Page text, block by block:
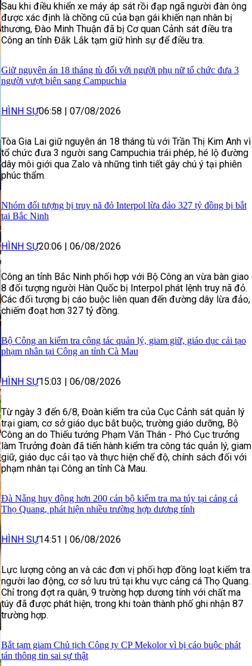
Sau khi điều khiển xe máy áp sát rồi đạp ngã người đàn ông
được xác định là chồng cũ của bạn gái khiến nạn nhân bị
thương, Đào Minh Thuận đã bị Cơ quan Cảnh sát điều tra
Công an tỉnh Đắk Lắk tạm giữ hình sự để điều tra.
Giữ nguyên án 18 tháng tù đối với người phụ nữ tổ chức đưa 3
người vượt biên sang Campuchia
HÌNH SỰ06:58 | 07/08/2026
Tòa Gia Lai giữ nguyên án 18 tháng tù với Trần Thị Kim Anh vì
tổ chức đưa 3 người sang Campuchia trái phép, hé lộ đường
dây môi giới qua Zalo và những tình tiết gây chú ý tại phiên
phúc thẩm.
Nhóm đối tượng bị truy nã đỏ Interpol lừa đảo 327 tỷ đồng bị bắt
tại Bắc Ninh
HÌNH SỰ20:06 | 06/08/2026
Công an tỉnh Bắc Ninh phối hợp với Bộ Công an vừa bàn giao
8 đối tượng người Hàn Quốc bị Interpol phát lệnh truy nã đỏ.
Các đối tượng bị cáo buộc liên quan đến đường dây lừa đảo,
chiếm đoạt hơn 327 tỷ đồng.
Bộ Công an kiểm tra công tác quản lý, giam giữ, giáo dục cải tạo
phạm nhân tại Công an tỉnh Cà Mau
HÌNH SỰ15:03 | 06/08/2026
Từ ngày 3 đến 6/8, Đoàn kiểm tra của Cục Cảnh sát quản lý
trại giam, cơ sở giáo dục bắt buộc, trường giáo dưỡng, Bộ
Công an do Thiếu tướng Phạm Văn Thân - Phó Cục trưởng
làm Trưởng đoàn đã tiến hành kiểm tra công tác quản lý, giam
giữ, giáo dục cải tạo và thực hiện chế độ, chính sách đối với
phạm nhân tại Công an tỉnh Cà Mau.
Đà Nẵng huy động hơn 200 cán bộ kiểm tra ma túy tại cảng cá
Thọ Quang, phát hiện nhiều trường hợp dương tính
HÌNH SỰ14:51 | 06/08/2026
Lực lượng công an và các đơn vị phối hợp đồng loạt kiểm tra
người lao động, cơ sở lưu trú tại khu vực cảng cá Thọ Quang.
Chỉ trong đợt ra quân, 9 trường hợp dương tính với chất ma
túy đã được phát hiện, trong khi toàn thành phố ghi nhận 87
trường hợp.
Bắt tạm giam Chủ tịch Công ty CP Mekolor vì bị cáo buộc phát
tán thông tin sai sự thật